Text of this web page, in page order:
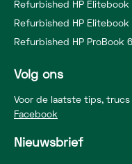
Refurbished HP
Refurbished HP
Refurbished HP ProBook
Volg ons
Voor de laatste tips,
Facebook
Nieuwsbrief